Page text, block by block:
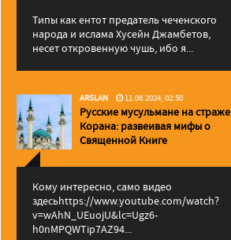
Типы как ентот предатель чеченского
народа и ислама Хусейн Джамбетов,
несет откровенную чушь, ибо я...
ARSLAN 11.06.2024, 02:50
Русские мусульмане на страже
Корана: pазвеивая мифы о
Священной Книге
Кому интересно, само видео
здесьhttps://www.youtube.com/watch?
v=wAhN_UEuojU&lc=Ugz6-
h0nMPQWTip7AZ94...